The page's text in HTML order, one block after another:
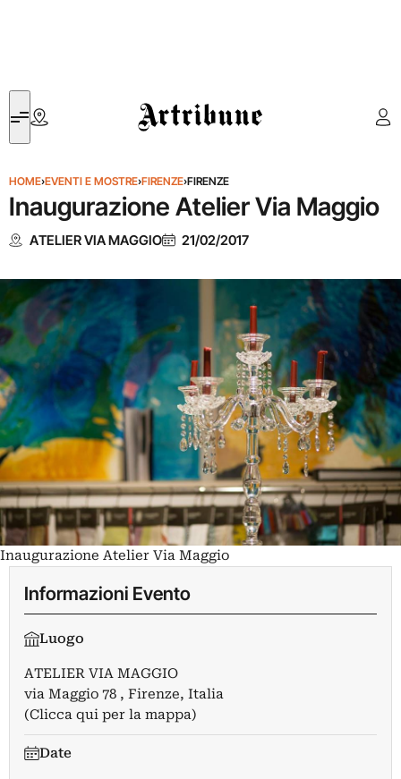
Artribune
HOME›EVENTI E MOSTRE›FIRENZE›FIRENZE
Inaugurazione Atelier Via Maggio
ATELIER VIA MAGGIO 21/02/2017
Inaugurazione Atelier Via Maggio
Informazioni Evento
Luogo
ATELIER VIA MAGGIO
via Maggio 78 , Firenze, Italia
(Clicca qui per la mappa)
Date